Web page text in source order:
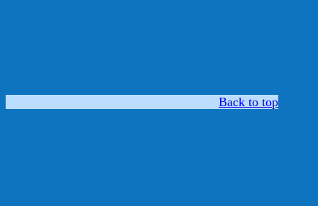
Back to top